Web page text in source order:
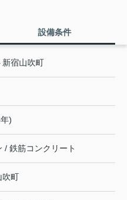
設備条件
新宿山吹町
)
/ 鉄筋コンクリート
吹町